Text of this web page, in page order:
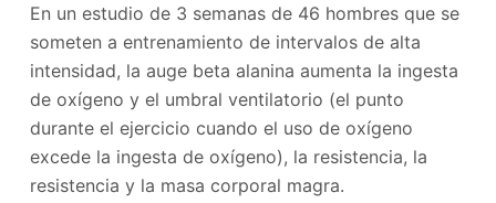
En un estudio de 3 semanas de 46 hombres que se
someten a entrenamiento de intervalos de alta
intensidad, la auge beta alanina aumenta la ingesta
de oxígeno y el umbral ventilatorio (el punto
durante el ejercicio cuando el uso de oxígeno
excede la ingesta de oxígeno), la resistencia, la
resistencia y la masa corporal magra.